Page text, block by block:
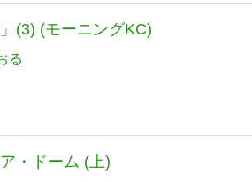
」(3) (モーニングKC)
る
・ドーム (上)